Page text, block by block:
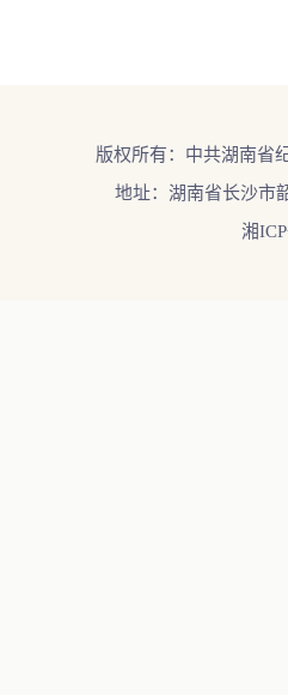
版权所有：中共湖南省
地址：湖南省长沙市
湘